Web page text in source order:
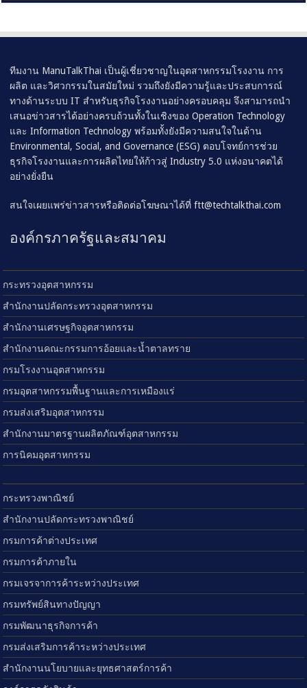
ทีมงาน ManuTalkThai เป็นผู้เชี่ยวชาญในอุตสาหกรรมโรงงาน การ
ผลิต และวิศวกรรมในสมัยใหม่ รวมถึงยังมีความรู้และประสบการณ์
ทางด้านระบบ IT สำหรับธุรกิจโรงงานอย่างครอบคลุม จึงสามารถนำ
เสนอข่าวสารได้อย่างครบถ้วนทั้งในเชิงของ Operation Technology
และ Information Technology พร้อมทั้งยังมีความสนใจในด้าน
Environmental, Social, and Governance (ESG) ตอบโจทย์การช่วย
ธุรกิจโรงงานและการผลิตไทยให้ก้าวสู่ Industry 5.0 แห่งอนาคตได้
อย่างยั่งยืน
สนใจเผยแพร่ข่าวสารหรือติดต่อโฆษณาได้ที่ftt@techtalkthai.com
องค์กรภาครัฐและสมาคม
กระทรวงอุตสาหกรรม
สำนักงานปลัดกระทรวงอุตสาหกรรม
สำนักงานเศรษฐกิจอุตสาหกรรม
สำนักงานคณะกรรมการอ้อยและน้ำตาลทราย
กรมโรงงานอุตสาหกรรม
กรมอุตสาหกรรมพื้นฐานและการเหมืองแร่
กรมส่งเสริมอุตสาหกรรม
สำนักงานมาตรฐานผลิตภัณฑ์อุตสาหกรรม
การนิคมอุตสาหกรรม
กระทรวงพาณิชย์
สำนักงานปลัดกระทรวงพาณิชย์
กรมการค้าต่างประเทศ
กรมการค้าภายใน
กรมเจรจาการค้าระหว่างประเทศ
กรมทรัพย์สินทางปัญญา
กรมพัฒนาธุรกิจการค้า
กรมส่งเสริมการค้าระหว่างประเทศ
สำนักงานนโยบายและยุทธศาสตร์การค้า